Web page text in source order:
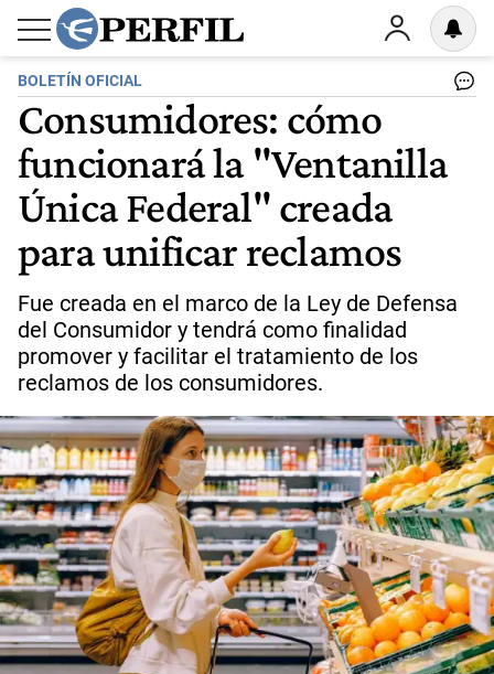
BOLETÍN OFICIAL
Consumidores: cómo
funcionará la "Ventanilla
Única Federal" creada
para unificar reclamos
Fue creada en el marco de la Ley de Defensa
del Consumidor y tendrá como finalidad
promover y facilitar el tratamiento de los
reclamos de los consumidores.